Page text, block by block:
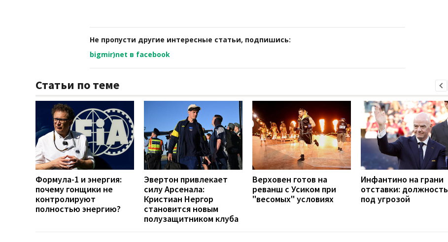
Не пропусти другие интересные статьи, подпишись:
bigmir)net в facebook
Статьи по теме
Формула-1 и энергия:
почему гонщики не
контролируют
полностью энергию?
Эвертон привлекает
силу Арсенала:
Кристиан Нергор
становится новым
полузащитником клуба
Верховен готов на
реванш с Усиком при
"весомых" условиях
Инфантино на грани
отставки: должность
под угрозой